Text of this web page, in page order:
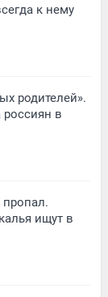
к нему
родителей».
в
пропал.
ищут в